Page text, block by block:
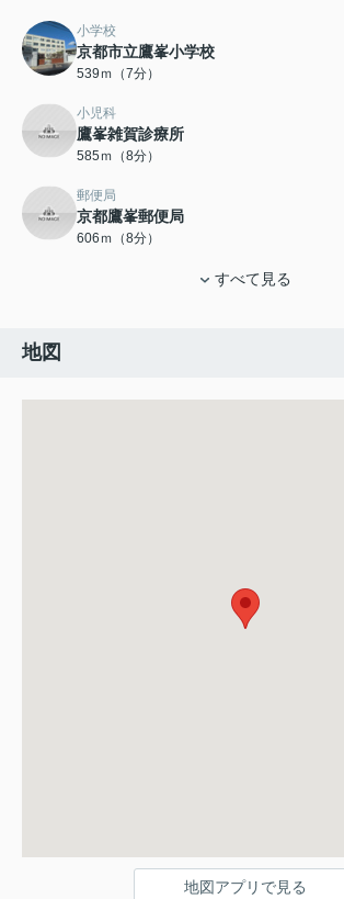
小学校
京都市立鷹峯小学校
539ｍ（7分）
小児科
鷹峯雑賀診療所
585ｍ（8分）
郵便局
京都鷹峯郵便局
606ｍ（8分）
すべて見る
地図
地図アプリで見る